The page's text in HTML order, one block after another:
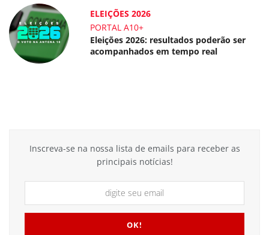
ELEIÇÕES 2026
PORTAL A10+
Eleições 2026: resultados poderão ser
acompanhados em tempo real
Inscreva-se na nossa lista de emails para receber as
principais notícias!